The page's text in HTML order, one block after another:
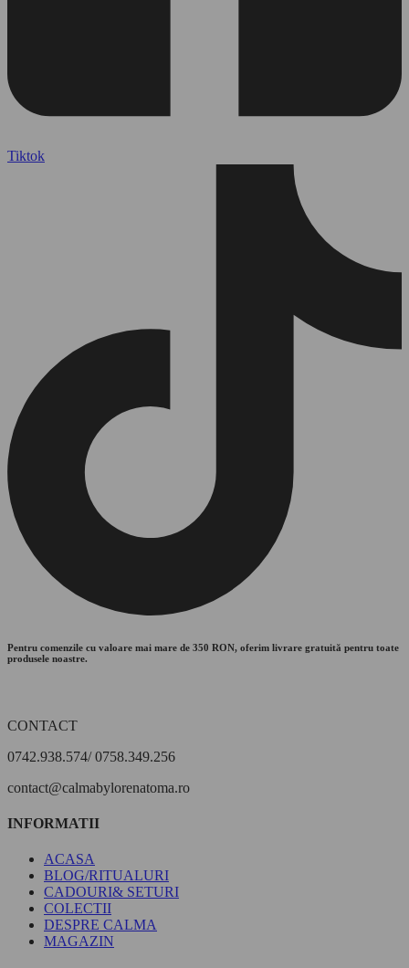
Tiktok
Pentru comenzile cu valoare mai mare de 350 RON, oferim livrare gratuită pentru toate
produsele noastre.
CONTACT
0742.938.574/ 0758.349.256
contact@calmabylorenatoma.ro
INFORMATII
ACASA
BLOG/RITUALURI
CADOURI& SETURI
COLECTII
DESPRE CALMA
MAGAZIN